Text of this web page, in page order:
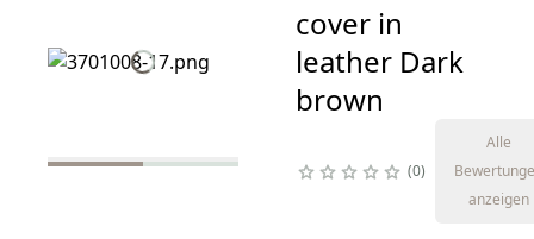
cover in
leather Dark
brown
0
Alle
anzeigen